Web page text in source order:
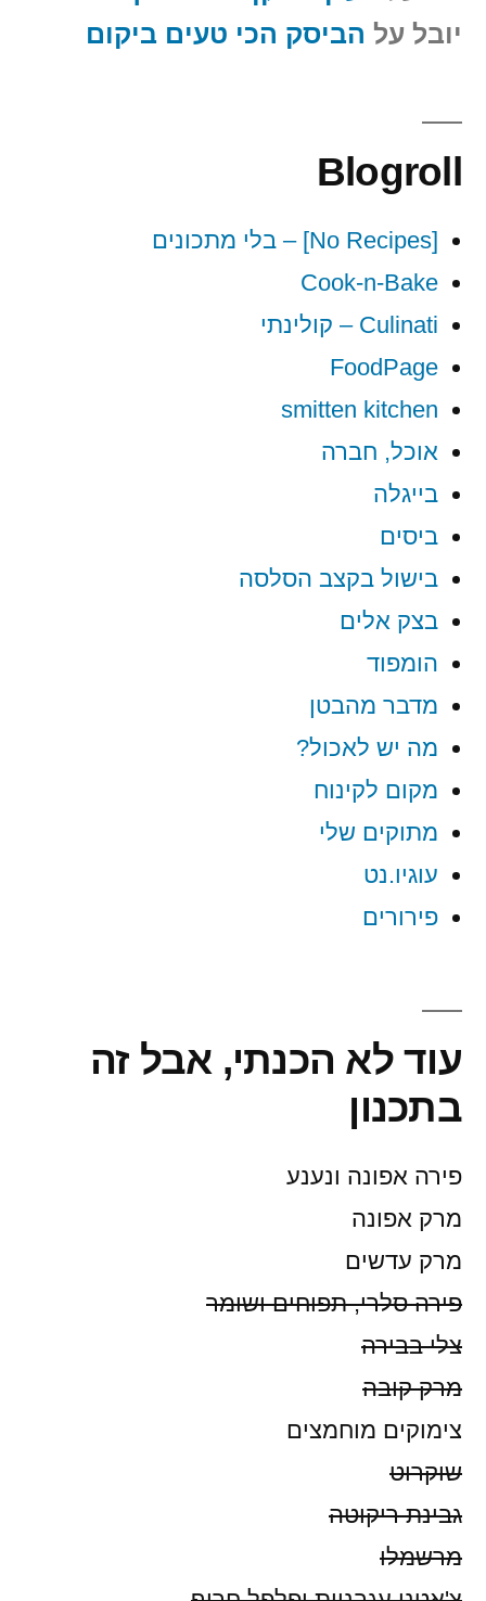
יובל על הביסק הכי טעים ביקום
Blogroll
[No Recipes] – בלי מתכונים
Cook-n-Bake
Culinati – קולינתי
FoodPage
smitten kitchen
אוכל, חברה
בייגלה
ביסים
בישול בקצב הסלסה
בצק אלים
הומפוד
מדבר מהבטן
מה יש לאכול?
מקום לקינוח
מתוקים שלי
עוגיו.נט
פירורים
עוד לא הכנתי, אבל זה
בתכנון
פירה אפונה ונענע
מרק אפונה
מרק עדשים
פירה סלרי, תפוחים ושומר
צלי בבירה
מרק קובה
צימוקים מוחמצים
שוקרוט
גבינת ריקוטה
מרשמלו